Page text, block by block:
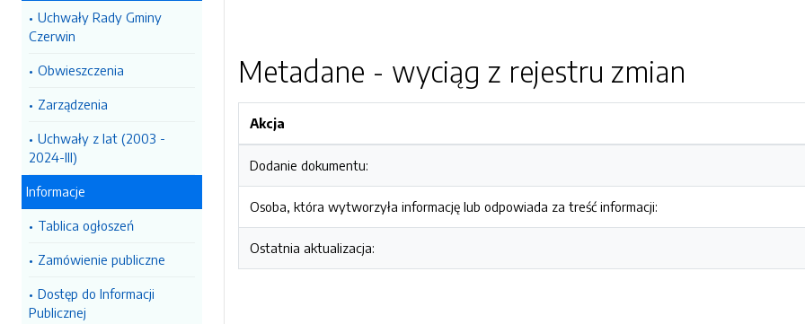
Uchwały Rady Gminy
Czerwin
Obwieszczenia
Zarządzenia
Uchwały z lat (2003 -
2024-III)
Informacje
Tablica ogłoszeń
Zamówienie publiczne
Dostęp do Informacji
Publicznej
Metadane - wyciąg z rejestru zmian
Akcja
Dodanie dokumentu:
Osoba, która wytworzyła informację lub odpowiada za treść informacji:
Ostatnia aktualizacja: